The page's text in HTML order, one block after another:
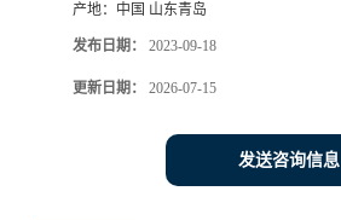
产地： 中国 山东青岛
发布日期： 2023-09-18
更新日期： 2026-07-15
发送咨询信息